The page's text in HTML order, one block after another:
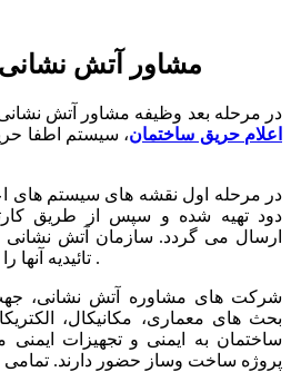
مشاور آتش
در مرحله بعد وظیفه مشاور آتش
اعلام حریق ساختمان، سیستم اطفا
در مرحله اول نقشه های سیستم های
دود تهیه شده و سپس از طریق
ارسال می گردد. سازمان آتش نشانی
تائیدیه آنها را برای شرکت ارسال می کند .
شرکت های مشاوره آتش نشانی،
بحث های معماری، مکانیکال،
ساختمان به ایمنی و تجهیزات
پروژه ساخت وساز حضور دارند. تمامی